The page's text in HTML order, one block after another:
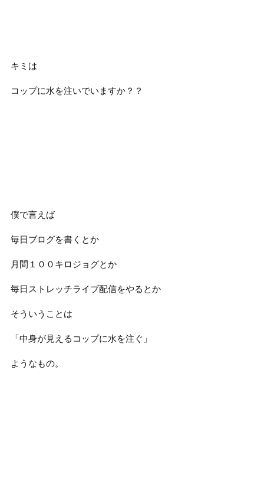
キミは
コップに水を注いでいますか？？
僕で言えば
毎日ブログを書くとか
月間１００キロジョグとか
毎日ストレッチライブ配信をやるとか
そういうことは
「中身が見えるコップに水を注ぐ」
ようなもの。